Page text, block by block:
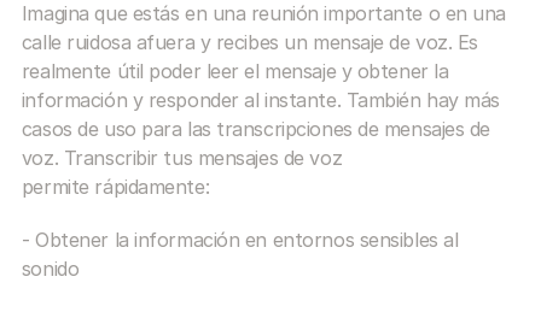
Imagina que estás en una reunión importante o en una
calle ruidosa afuera y recibes un mensaje de voz. Es
realmente útil poder leer el mensaje y obtener la
información y responder al instante. También hay más
casos de uso para las transcripciones de mensajes de
voz. Transcribir tus mensajes de voz
permite rápidamente:
- Obtener la información en entornos sensibles al
sonido